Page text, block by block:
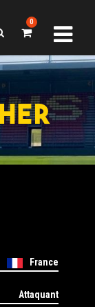
0
France
Attaquant